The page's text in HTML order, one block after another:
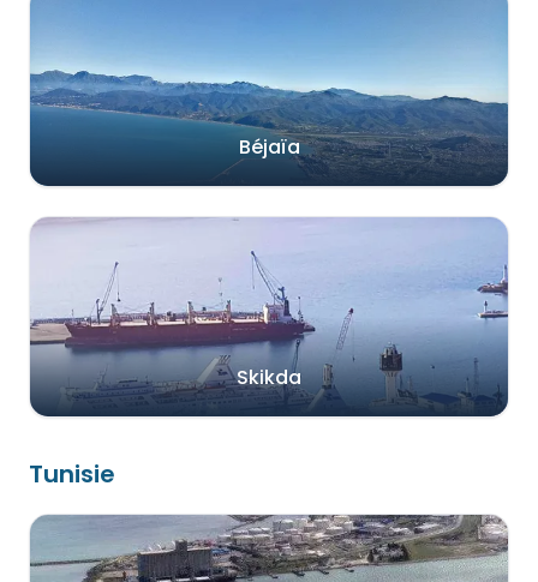
Béjaïa
Skikda
Tunisie